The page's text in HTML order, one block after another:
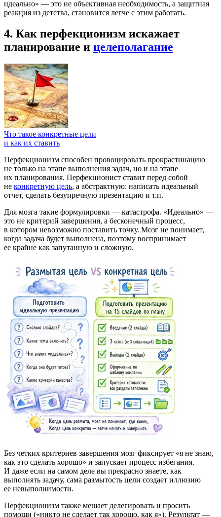
идеально» — это не объективная необходимость, а защитная
реакция из детства, становится легче с этим работать.
4. Как перфекционизм искажает
планирование и целеполагание
Что такое конкретные цели
и как их ставить
Перфекционизм способен провоцировать прокрастинацию
не только на этапе выполнения задач, но и на этапе
их планирования. Перфекционист ставит перед собой
не конкретную цель, а абстрактную: написать идеальный
отчет, сделать безупречную презентацию и т.п.
Для мозга такие формулировки — катастрофа. «Идеально» —
это не критерий завершения, а бесконечный процесс,
в котором невозможно поставить точку. Мозг не понимает,
когда задача будет выполнена, поэтому воспринимает
ее крайне как запутанную и сложную.
Без четких критериев завершения мозг фиксирует «я не знаю,
как это сделать хорошо» и запускает процесс избегания.
И даже если на самом деле вы прекрасно знаете, как
выполнять задачу, сама размытость цели создает иллюзию
ее невыполнимости.
Перфекционизм также мешает делегировать и просить
помощи («никто не сделает так хорошо, как я»). Результат —